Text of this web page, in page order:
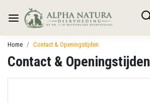
Home Contact & Openingstijden
Contact & Openingstijden